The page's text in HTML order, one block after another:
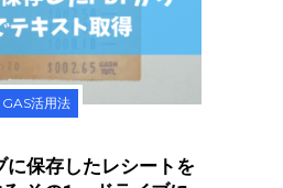
GAS活用法
に保存したレシートを